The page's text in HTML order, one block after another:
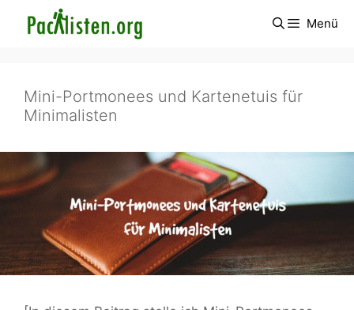
Inhalt
Menü
Mini-Portmonees und Kartenetuis für
Minimalisten